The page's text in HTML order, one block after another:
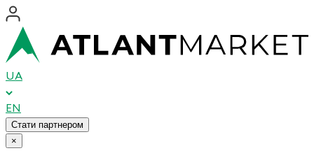
UA
EN
Стати партнером
×